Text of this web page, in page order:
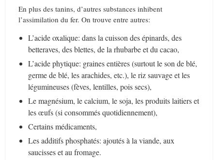
En plus des tanins, d’autres substances inhibent
l’assimilation du fer. On trouve entre autres:
L’acide oxalique: dans la cuisson des épinards, des
betteraves, des blettes, de la rhubarbe et du cacao,
L’acide phytique: graines entières (surtout le son de blé,
germe de blé, les arachides, etc.), le riz sauvage et les
légumineuses (fèves, lentilles, pois secs),
Le magnésium, le calcium, le soja, les produits laitiers et
les œufs (si consommés quotidiennement),
Certains médicaments,
Les additifs phosphatés: ajoutés à la viande, aux
saucisses et au fromage.